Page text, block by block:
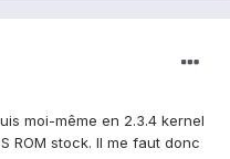
moi-même en 2.3.4 kernel
ROM stock. Il me faut donc